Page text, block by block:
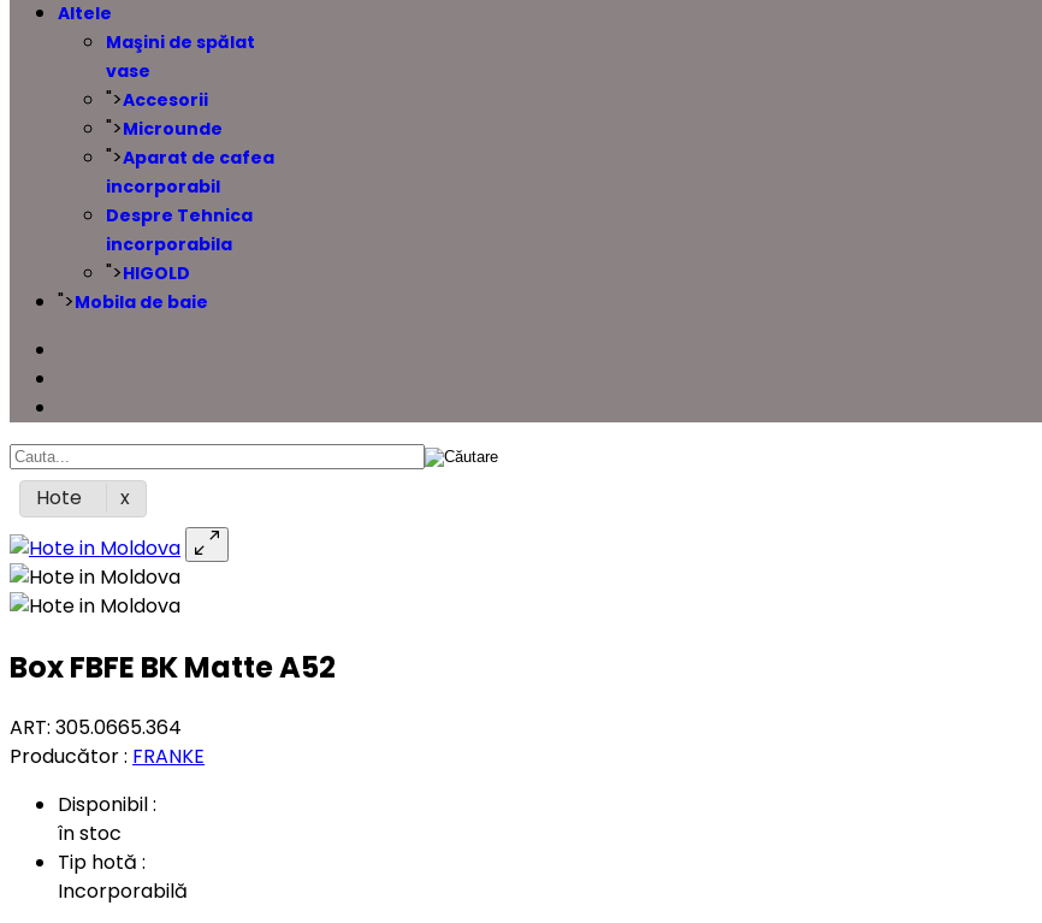
Altele
Maşini de spălat
vase
">Accesorii
">Microunde
">Aparat de cafea
incorporabil
Despre Tehnica
incorporabila
">HIGOLD
">Mobila de baie
Hote
Box FBFE BK Matte A52
ART: 305.0665.364
Producător : FRANKE
Disponibil :
în stoc
Tip hotă :
Incorporabilă